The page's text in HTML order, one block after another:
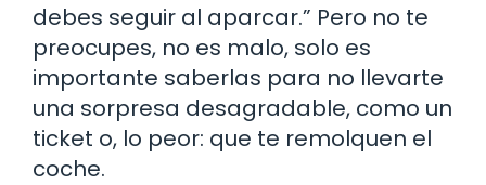
debes seguir al aparcar.” Pero no te
preocupes, no es malo, solo es
importante saberlas para no llevarte
una sorpresa desagradable, como un
ticket o, lo peor: que te remolquen el
coche.